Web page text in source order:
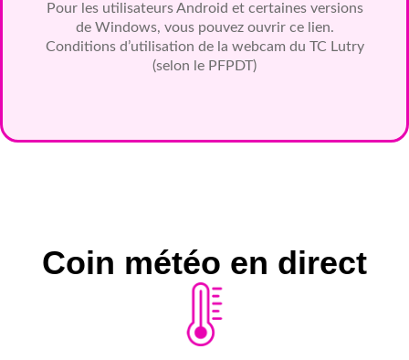
Pour les utilisateurs Android et certaines versions
de Windows, vous pouvez ouvrir ce lien.
Conditions d’utilisation de la webcam du TC Lutry
(selon le PFPDT)
Coin météo en direct